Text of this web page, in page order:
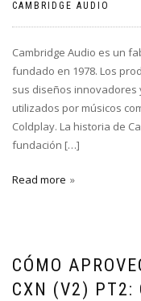
CAMBRIDGE AUDIO
Cambridge Audio es un
fundado en 1978. Los
sus diseños innovadores
utilizados por músicos
Coldplay. La historia de
fundación […]
Read more
CÓMO
CXN (V2) PT2: